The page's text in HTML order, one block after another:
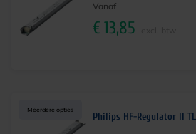
Vanaf
€13,85
Meerdere opties
Philips HF-Regulator II